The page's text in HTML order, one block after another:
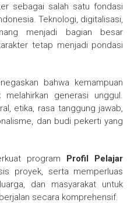
sebagai salah satu fondasi
Teknologi, digitalisasi,
menjadi bagian besar
tetap menjadi pondasi
bahwa kemampuan
generasi unggul.
etika, rasa tanggung jawab,
dan budi pekerti yang
program Profil Pelajar
proyek, serta memperluas
dan masyarakat untuk
secara komprehensif.